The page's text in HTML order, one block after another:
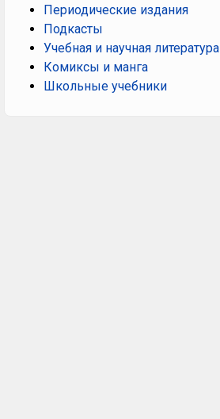
Периодические издания
Подкасты
Учебная и научная литература
Комиксы и манга
Школьные учебники